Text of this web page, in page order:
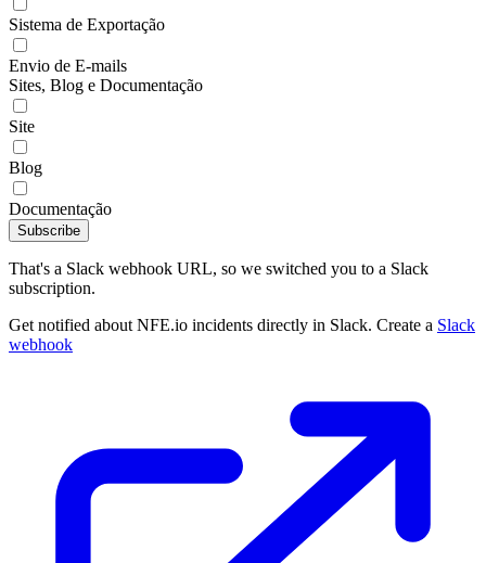
Sistema de Exportação
Envio de E-mails
Sites, Blog e Documentação
Site
Blog
Documentação
Subscribe
That's a Slack webhook URL, so we switched you to a Slack
subscription.
Get notified about NFE.io incidents directly in Slack. Create a Slack
webhook